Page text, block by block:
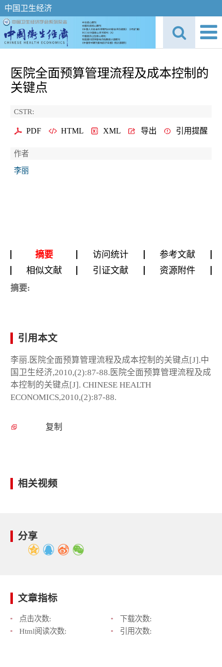
中国卫生经济
医院全面预算管理流程及成本控制的
关键点
CSTR:
PDF HTML XML 导出 引用提醒
作者
李丽
摘要 访问统计
参考文献
相似文献
引证文献 资源附件
摘要:
引用本文
李丽.医院全面预算管理流程及成本控制的关键点[J].中
国卫生经济,2010,(2):87-88.医院全面预算管理流程及成
本控制的关键点[J]. CHINESE HEALTH
ECONOMICS,2010,(2):87-88.
复制
相关视频
分享
文章指标
点击次数:
下载次数:
Html阅读次数:
引用次数: